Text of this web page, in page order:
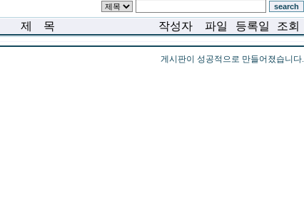
제 목 작성자 파일 등록일 조회
게시판이 성공적으로 만들어졌습니다.